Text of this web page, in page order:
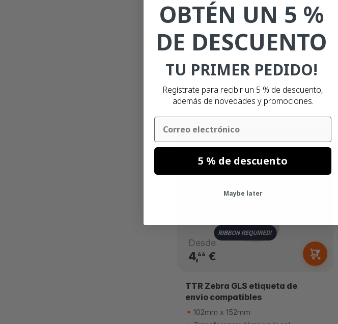
Desde
4,66 €
TTR Zebra GLS etiqueta de
envio compatibles
102mm x 152mm
OBTÉN UN 5 %
DE DESCUENTO
TU PRIMER PEDIDO!
Regístrate para recibir un 5 % de descuento,
además de novedades y promociones.
Email
5 % de descuento
Maybe later